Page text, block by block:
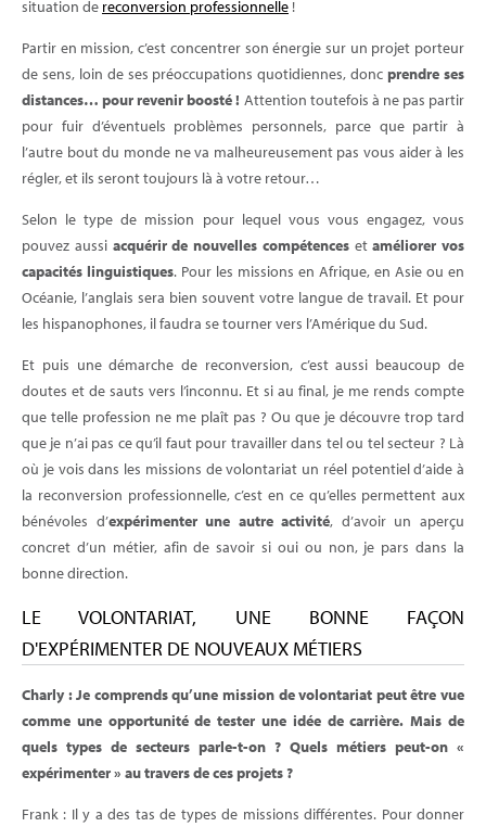
situation de reconversion professionnelle !
Partir en mission, c’est concentrer son énergie sur un projet porteur
de sens, loin de ses préoccupations quotidiennes, doncprendre ses
distances… pour revenir boosté ! Attention toutefois à ne pas partir
pour fuir d’éventuels problèmes personnels, parce que partir à
l’autre bout du monde ne va malheureusement pas vous aider à les
régler, et ils seront toujours là à votre retour…
Selon le type de mission pour lequel vous vous engagez, vous
pouvez aussi acquérir de nouvelles compétencesetaméliorer vos
capacités linguistiques. Pour les missions en Afrique, en Asie ou en
Océanie, l’anglais sera bien souvent votre langue de travail. Et pour
les hispanophones, il faudra se tourner vers l’Amérique du Sud.
Et puis une démarche de reconversion, c’est aussi beaucoup de
doutes et de sauts vers l’inconnu. Et si au final, je me rends compte
que telle profession ne me plaît pas ? Ou que je découvre trop tard
que je n’ai pas ce qu’il faut pour travailler dans tel ou tel secteur ? Là
où je vois dans les missions de volontariat un réel potentiel d’aide à
la reconversion professionnelle, c’est en ce qu’elles permettent aux
bénévoles d’expérimenter une autre activité, d’avoir un aperçu
concret d’un métier, afin de savoir si oui ou non, je pars dans la
bonne direction.
LE VOLONTARIAT, UNE BONNE FAÇON
D'EXPÉRIMENTER DE NOUVEAUX MÉTIERS
Charly : Je comprends qu’une mission de volontariat peut être vue
comme une opportunité de tester une idée de carrière. Mais de
quels types de secteurs parle-t-on ? Quels métiers peut-on «
expérimenter » au travers de ces projets ?
Frank : Il y a des tas de types de missions différentes. Pour donner